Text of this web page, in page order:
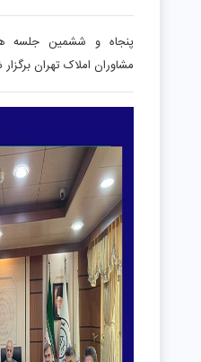
پنجاه و ششمین جلسه
مشاوران املاک تهران